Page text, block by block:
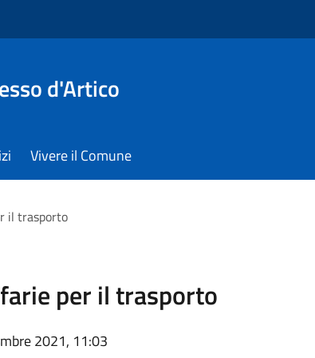
d'Artico
Vivere il Comune
il trasporto
per il trasporto
2021, 11:03